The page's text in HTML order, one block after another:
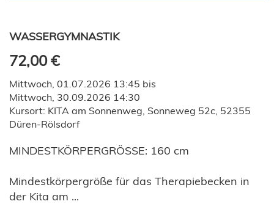
WASSERGYMNASTIK
72,00 €
Mittwoch, 01.07.2026 13:45 bis
Mittwoch, 30.09.2026 14:30
Kursort: KITA am Sonnenweg, Sonneweg 52c, 52355
Düren-Rölsdorf
MINDESTKÖRPERGRÖSSE: 160 cm
Mindestkörpergröße für das Therapiebecken in
der Kita am ...